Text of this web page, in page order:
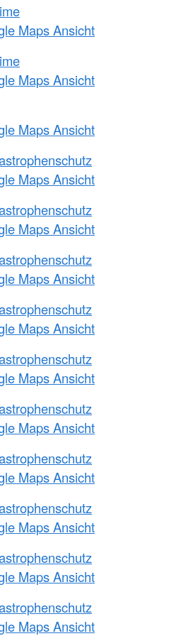
Maps Ansicht
Maps Ansicht
Maps Ansicht
Maps Ansicht
Maps Ansicht
Maps Ansicht
Maps Ansicht
Maps Ansicht
Maps Ansicht
Maps Ansicht
Maps Ansicht
Maps Ansicht
Maps Ansicht